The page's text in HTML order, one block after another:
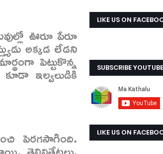
ఊరూ పేరూ
అక్కడ లేడని
పెట్టుకొన్న
ఇల్వలుడికి
పెరగసాగింది.
LIKE US ON
SUBSCRIBE YOUTUBE
LIKE US ON